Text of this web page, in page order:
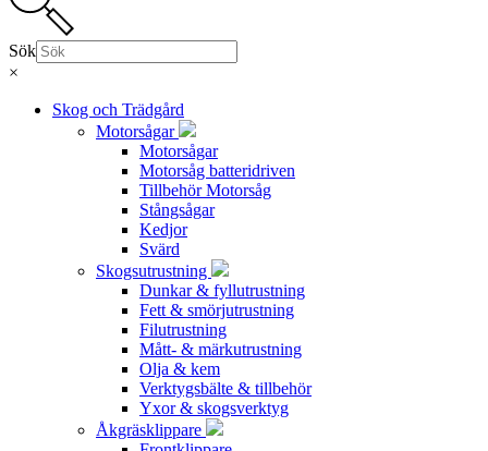
Sök
×
Skog och Trädgård
Motorsågar
Motorsågar
Motorsåg batteridriven
Tillbehör Motorsåg
Stångsågar
Kedjor
Svärd
Skogsutrustning
Dunkar & fyllutrustning
Fett & smörjutrustning
Filutrustning
Mått- & märkutrustning
Olja & kem
Verktygsbälte & tillbehör
Yxor & skogsverktyg
Åkgräsklippare